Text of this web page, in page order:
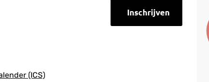
Inschrijven